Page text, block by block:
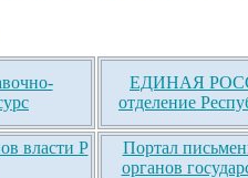
ЕДИНАЯ
отделение
власти Р
Портал
органов